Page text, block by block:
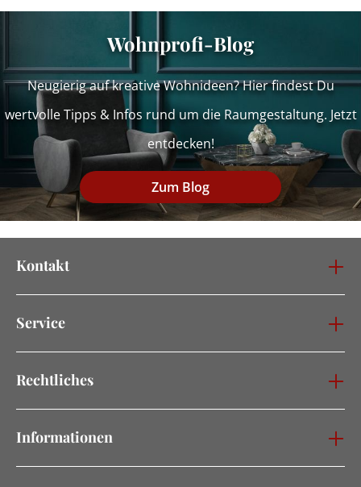
Wohnprofi-Blog
Neugierig auf kreative Wohnideen? Hier findest Du
wertvolle Tipps & Infos rund um die Raumgestaltung. Jetzt
entdecken!
Zum Blog
Kontakt
Service
Rechtliches
Informationen